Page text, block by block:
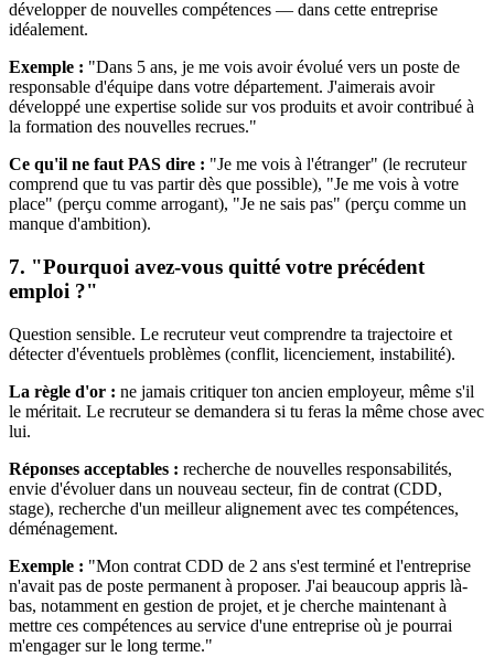
développer de nouvelles compétences — dans cette entreprise
idéalement.
Exemple : "Dans 5 ans, je me vois avoir évolué vers un poste de
responsable d'équipe dans votre département. J'aimerais avoir
développé une expertise solide sur vos produits et avoir contribué à
la formation des nouvelles recrues."
Ce qu'il ne faut PAS dire : "Je me vois à l'étranger" (le recruteur
comprend que tu vas partir dès que possible), "Je me vois à votre
place" (perçu comme arrogant), "Je ne sais pas" (perçu comme un
manque d'ambition).
7. "Pourquoi avez-vous quitté votre précédent
emploi ?"
Question sensible. Le recruteur veut comprendre ta trajectoire et
détecter d'éventuels problèmes (conflit, licenciement, instabilité).
La règle d'or : ne jamais critiquer ton ancien employeur, même s'il
le méritait. Le recruteur se demandera si tu feras la même chose avec
lui.
Réponses acceptables : recherche de nouvelles responsabilités,
envie d'évoluer dans un nouveau secteur, fin de contrat (CDD,
stage), recherche d'un meilleur alignement avec tes compétences,
déménagement.
Exemple : "Mon contrat CDD de 2 ans s'est terminé et l'entreprise
n'avait pas de poste permanent à proposer. J'ai beaucoup appris là-
bas, notamment en gestion de projet, et je cherche maintenant à
mettre ces compétences au service d'une entreprise où je pourrai
m'engager sur le long terme."